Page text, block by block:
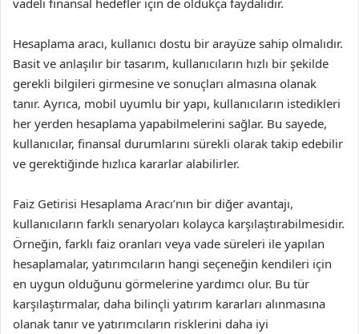
Hesaplama aracı, kullanıcı dostu bir arayüze sahip olmalıdır.
Basit ve anlaşılır bir tasarım, kullanıcıların hızlı bir şekilde
gerekli bilgileri girmesine ve sonuçları almasına olanak
tanır. Ayrıca, mobil uyumlu bir yapı, kullanıcıların istedikleri
her yerden hesaplama yapabilmelerini sağlar. Bu sayede,
kullanıcılar, finansal durumlarını sürekli olarak takip edebilir
ve gerektiğinde hızlıca kararlar alabilirler.
Faiz Getirisi Hesaplama Aracı’nın bir diğer avantajı,
kullanıcıların farklı senaryoları kolayca karşılaştırabilmesidir.
Örneğin, farklı faiz oranları veya vade süreleri ile yapılan
hesaplamalar, yatırımcıların hangi seçeneğin kendileri için
en uygun olduğunu görmelerine yardımcı olur. Bu tür
karşılaştırmalar, daha bilinçli yatırım kararları alınmasına
olanak tanır ve yatırımcıların risklerini daha iyi